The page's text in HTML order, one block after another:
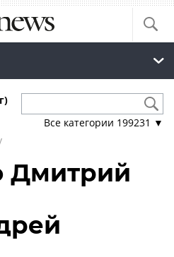
Все категории 199231 ▼
Дмитрий